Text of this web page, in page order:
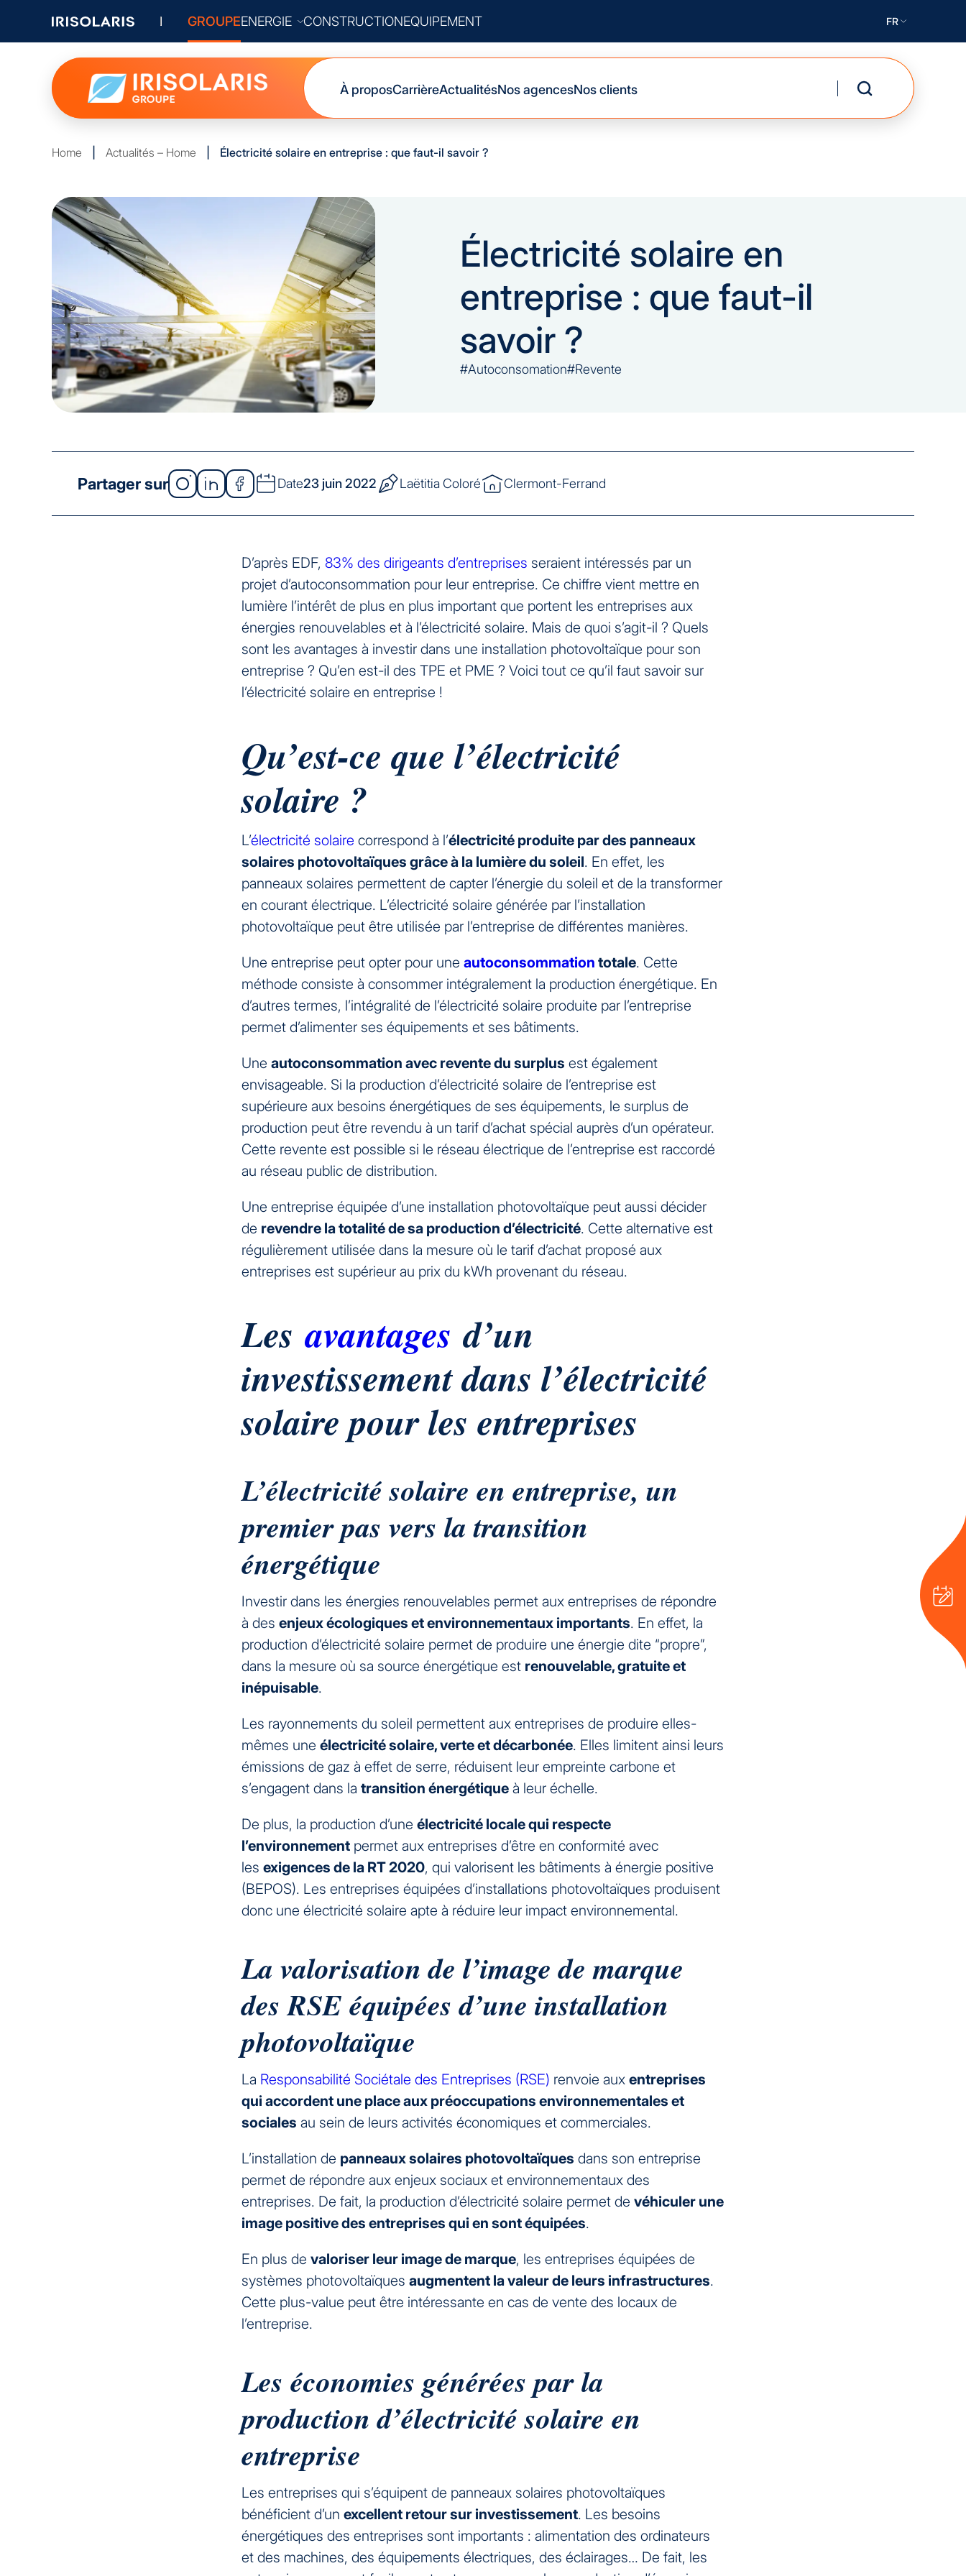
GROUPE
À proposCarrièreActualitésNos agencesNos clients
ENERGIE CONSTRUCTIONEQUIPEMENT FR
Home Actualités – Home Électricité solaire en entreprise : que faut-il savoir ?
Électricité solaire en
entreprise : que faut-il
savoir ?
#Autoconsomation#Revente
Partager sur Date23 juin 2022 Laëtitia Coloré Clermont-Ferrand
D’après EDF, 83% des dirigeants d’entreprises seraient intéressés par un
projet d’autoconsommation pour leur entreprise. Ce chiffre vient mettre en
lumière l’intérêt de plus en plus important que portent les entreprises aux
énergies renouvelables et à l’électricité solaire. Mais de quoi s’agit-il ? Quels
sont les avantages à investir dans une installation photovoltaïque pour son
entreprise ? Qu’en est-il des TPE et PME ? Voici tout ce qu’il faut savoir sur
l’électricité solaire en entreprise !
Qu’est-ce que l’électricité
solaire ?
L’électricité solaire correspond à l’électricité produite par des panneaux
solaires photovoltaïques grâce à la lumière du soleil. En effet, les
panneaux solaires permettent de capter l’énergie du soleil et de la transformer
en courant électrique. L’électricité solaire générée par l’installation
photovoltaïque peut être utilisée par l’entreprise de différentes manières.
Une entreprise peut opter pour une autoconsommation totale. Cette
méthode consiste à consommer intégralement la production énergétique. En
d’autres termes, l’intégralité de l’électricité solaire produite par l’entreprise
permet d’alimenter ses équipements et ses bâtiments.
Une autoconsommation avec revente du surplus est également
envisageable. Si la production d’électricité solaire de l’entreprise est
supérieure aux besoins énergétiques de ses équipements, le surplus de
production peut être revendu à un tarif d’achat spécial auprès d’un opérateur.
Cette revente est possible si le réseau électrique de l’entreprise est raccordé
au réseau public de distribution.
Une entreprise équipée d’une installation photovoltaïque peut aussi décider
de revendre la totalité de sa production d’électricité. Cette alternative est
régulièrement utilisée dans la mesure où le tarif d’achat proposé aux
entreprises est supérieur au prix du kWh provenant du réseau.
Lesavantages d’un
investissement dans l’électricité
solaire pour les entreprises
L’électricité solaire en entreprise, un
premier pas vers la transition
énergétique
Investir dans les énergies renouvelables permet aux entreprises de répondre
à des enjeux écologiques et environnementaux importants. En effet, la
production d’électricité solaire permet de produire une énergie dite “propre”,
dans la mesure où sa source énergétique est renouvelable, gratuite et
inépuisable.
Les rayonnements du soleil permettent aux entreprises de produire elles-
mêmes une électricité solaire, verte et décarbonée. Elles limitent ainsi leurs
émissions de gaz à effet de serre, réduisent leur empreinte carbone et
s’engagent dans la transition énergétique à leur échelle.
De plus, la production d’une électricité locale qui respecte
l’environnement permet aux entreprises d’être en conformité avec
les exigences de la RT 2020, qui valorisent les bâtiments à énergie positive
(BEPOS). Les entreprises équipées d’installations photovoltaïques produisent
donc une électricité solaire apte à réduire leur impact environnemental.
La valorisation de l’image de marque
des RSE équipées d’une installation
photovoltaïque
La Responsabilité Sociétale des Entreprises (RSE) renvoie aux entreprises
qui accordent une place aux préoccupations environnementales et
sociales au sein de leurs activités économiques et commerciales.
L’installation de panneaux solaires photovoltaïques dans son entreprise
permet de répondre aux enjeux sociaux et environnementaux des
entreprises. De fait, la production d’électricité solaire permet de véhiculer une
image positive des entreprises qui en sont équipées.
En plus de valoriser leur image de marque, les entreprises équipées de
systèmes photovoltaïques augmentent la valeur de leurs infrastructures.
Cette plus-value peut être intéressante en cas de vente des locaux de
l’entreprise.
Les économies générées par la
production d’électricité solaire en
entreprise
Les entreprises qui s’équipent de panneaux solaires photovoltaïques
bénéficient d’un excellent retour sur investissement. Les besoins
énergétiques des entreprises sont importants : alimentation des ordinateurs
et des machines, des équipements électriques, des éclairages… De fait, les